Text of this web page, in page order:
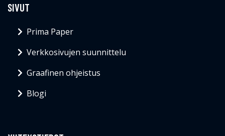
SIVUT
Prima Paper
Verkkosivujen suunnittelu
Graafinen ohjeistus
Blogi